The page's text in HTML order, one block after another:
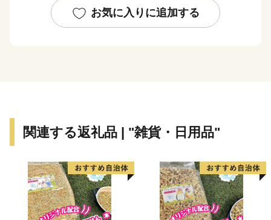
少年野球場「栗の樹ファーム」を造ったことでも知られ
め、ふるさと納税を通じてまちの魅力を全国に発信し、
いります。
「栗山出身」ってだけでモテる時代は、きっとくる！
お気に入りに追加する
関連する返礼品 | "雑貨・日用品"